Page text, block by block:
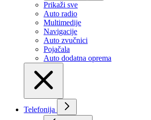
Prikaži svе
Auto radio
Multimedije
Navigacije
Auto zvučnici
Pojačala
Auto dodatna oprema
Telefonija